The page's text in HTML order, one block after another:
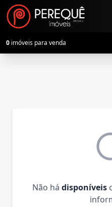
0 imóveis para venda
Não há disponíveis